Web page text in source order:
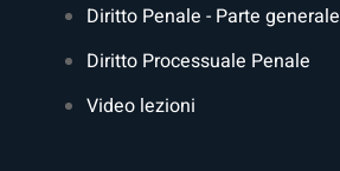
Diritto Penale - Parte generale
Diritto Processuale Penale
Video lezioni